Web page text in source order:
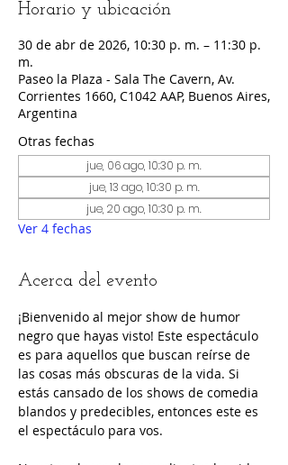
Horario y ubicación
30 de abr de 2026, 10:30 p. m. – 11:30 p.
m.
Paseo la Plaza - Sala The Cavern, Av.
Corrientes 1660, C1042 AAP, Buenos Aires,
Argentina
Otras fechas
jue, 06 ago, 10:30 p. m.
jue, 13 ago, 10:30 p. m.
jue, 20 ago, 10:30 p. m.
Ver 4 fechas
Acerca del evento
¡Bienvenido al mejor show de humor
negro que hayas visto! Este espectáculo
es para aquellos que buscan reírse de
las cosas más obscuras de la vida. Si
estás cansado de los shows de comedia
blandos y predecibles, entonces este es
el espectáculo para vos.